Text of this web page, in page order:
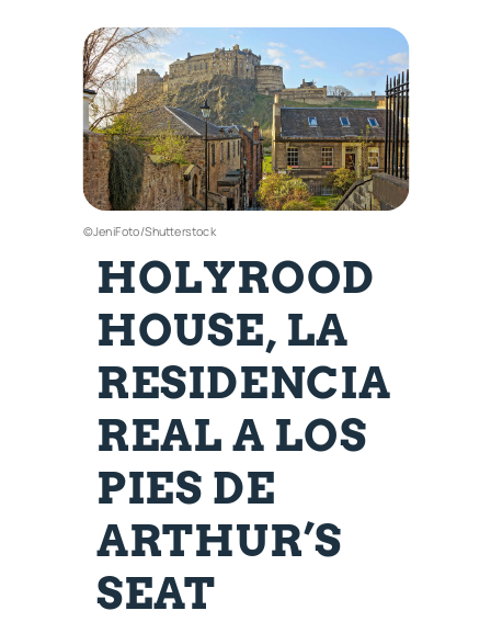
©JeniFoto/Shutterstock
HOLYROOD
HOUSE, LA
RESIDENCIA
REAL A LOS
PIES DE
ARTHUR’S
SEAT